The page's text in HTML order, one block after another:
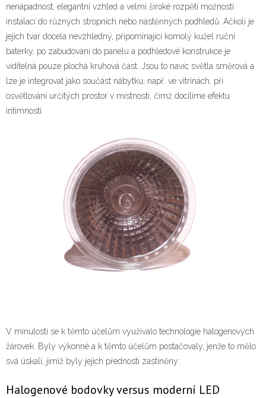
nenápadnost, elegantní vzhled a velmi široké rozpětí možností
instalací do různých stropních nebo nástěnných podhledů. Ačkoli je
jejich tvar docela nevzhledný, připomínající komolý kužel ruční
baterky, po zabudování do panelu a podhledové konstrukce je
viditelná pouze plochá kruhová část. Jsou to navíc světla směrová a
lze je integrovat jako součást nábytku, např. ve vitrínách, při
osvětlování určitých prostor v místnosti, čímž docílíme efektu
intimnosti.
V minulosti se k těmto účelům využívalo technologie halogenových
žárovek. Byly výkonné a k těmto účelům postačovaly, jenže to mělo
svá úskalí, jimiž byly jejich přednosti zastíněny:
Halogenové bodovky versus moderní LED